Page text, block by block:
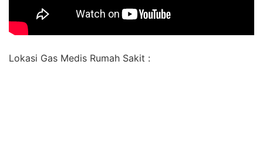
Lokasi Gas Medis Rumah Sakit :